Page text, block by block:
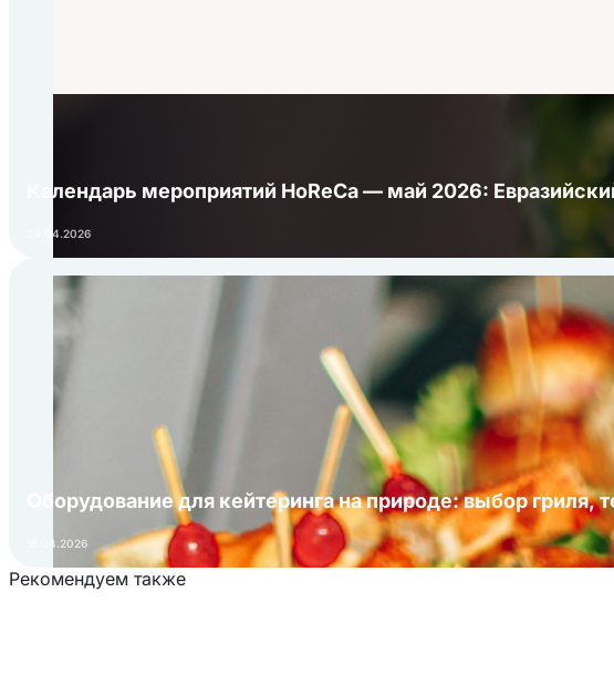
Календарь мероприятий HoReCa — май 2026:
24.04.2026
Оборудование для кейтеринга на природе: выбор
16.04.2026
Рекомендуем также